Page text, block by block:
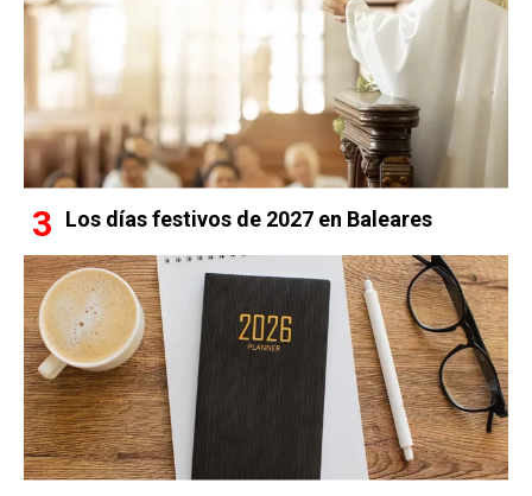
Los días festivos de 2027 en Baleares